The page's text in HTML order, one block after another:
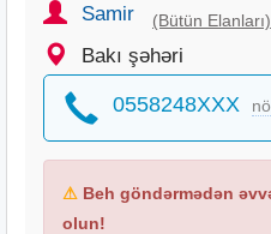
qurasdirilmasi,slaqbaun
satisi,slaqbaum
temiri,came slaqbaum,nice
qurasdirilmasi,slaqbaunlarin
sistemleri,turniket,turniket
parking,parklanma,parkinq
slaqbaun,slaqbaum servis
Samir (Bütün Elanları)
Bakı şəhəri
0558248XXX
⚠ Beh göndərmədən
olun!